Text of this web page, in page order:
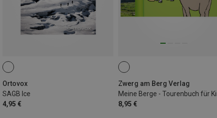
Ortovox
SAGB Ice
4,95 €
Zwerg am Berg Verlag
8,95 €